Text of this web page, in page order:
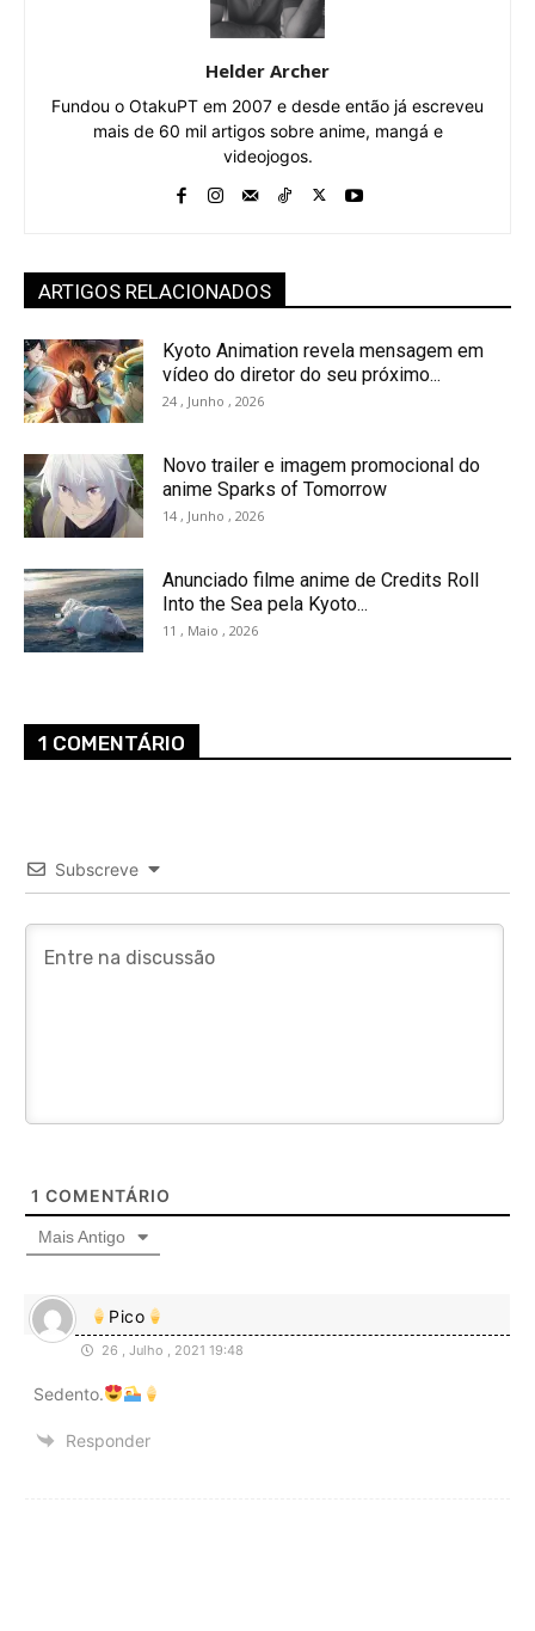
Helder Archer
Fundou o OtakuPT em 2007 e desde então já escreveu
mais de 60 mil artigos sobre anime, mangá e
videojogos.
ARTIGOS RELACIONADOS
Kyoto Animation revela mensagem em
vídeo do diretor do seu próximo...
24 , Junho , 2026
Novo trailer e imagem promocional do
anime Sparks of Tomorrow
14 , Junho , 2026
Anunciado filme anime de Credits Roll
Into the Sea pela Kyoto...
11 , Maio , 2026
1 COMENTÁRIO
Subscreve
1 COMENTÁRIO
Mais Antigo
Pico
26 , Julho , 2021 19:48
Sedento.
Responder